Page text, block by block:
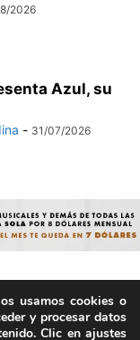
2026
Azul, su
- 31/07/2026
humanos, no por
usamos cookies o
y procesar datos
Clic en ajustes